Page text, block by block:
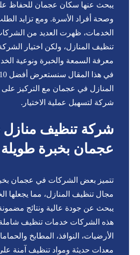
يبحث عنها سكان عجمان للحفاظ
وصحة أفراد الأسرة. ومع تزايد
الخدمات، ظهرت العديد من
تنظيف المنازل، ولكن اختيار
معرفة السمعة والخبرة ونوعية
المنازل في عجمان مع التركيز
شركة لتسهيل عملية الاختيار.
شركة تنظيف
عجمان بخبرة طويلة
تتميز بعض الشركات في عجمان
مجال تنظيف المنازل، مما يجعلها
يبحث عن جودة عالية ونتائج
هذه الشركات خدمات تنظيف
الأرضيات، النوافذ، المطابخ
معدات حديثة ومواد تنظيف آمنة